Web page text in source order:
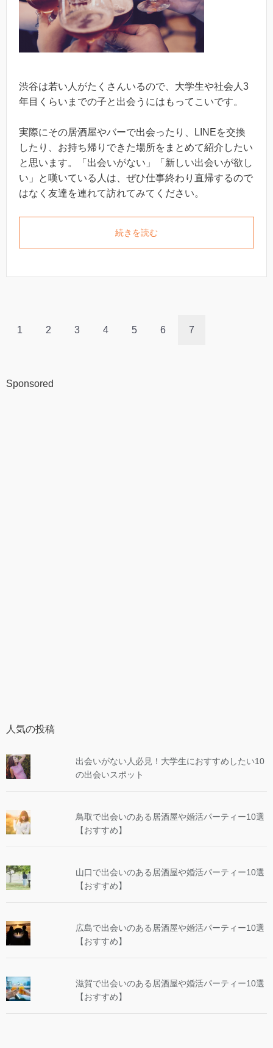
渋谷は若い人がたくさんいるので、大学生や社会人3
年目くらいまでの子と出会うにはもってこいです。
実際にその居酒屋やバーで出会ったり、LINEを交換
したり、お持ち帰りできた場所をまとめて紹介したい
と思います。「出会いがない」「新しい出会いが欲し
い」と嘆いている人は、ぜひ仕事終わり直帰するので
はなく友達を連れて訪れてみてください。
続きを読む
1 2 3 4 5 6 7
Sponsored
人気の投稿
出会いがない人必見！大学生におすすめしたい10
の出会いスポット
鳥取で出会いのある居酒屋や婚活パーティー10選
【おすすめ】
山口で出会いのある居酒屋や婚活パーティー10選
【おすすめ】
広島で出会いのある居酒屋や婚活パーティー10選
【おすすめ】
滋賀で出会いのある居酒屋や婚活パーティー10選
【おすすめ】